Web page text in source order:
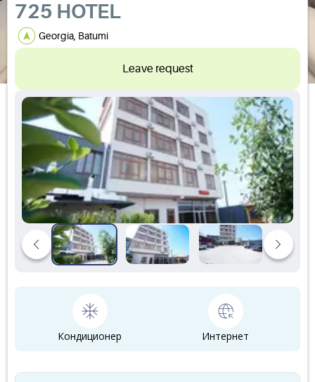
725 HOTEL
Georgia, Batumi
Leave request
Кондиционер Интернет